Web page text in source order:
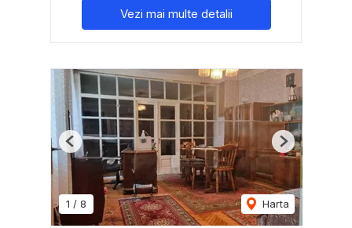
Vezi mai multe detalii
1 / 8 Harta
Previous Next